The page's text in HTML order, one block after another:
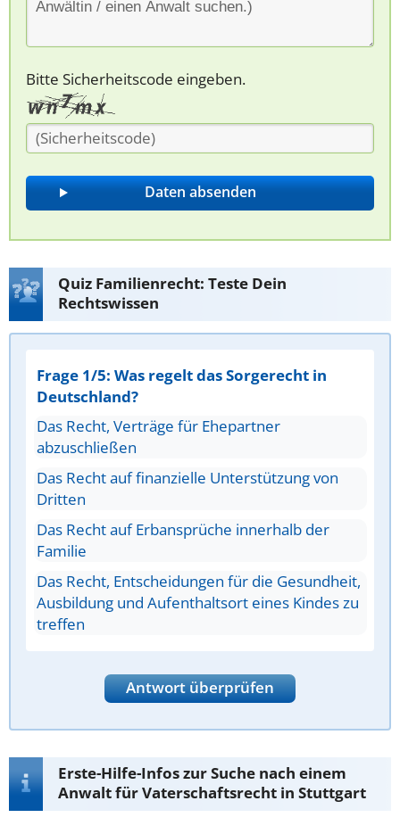
Bitte Sicherheitscode eingeben.
Quiz Familienrecht: Teste Dein
Rechtswissen
Frage 1/5: Was regelt das Sorgerecht in
Deutschland?
Das Recht, Verträge für Ehepartner
abzuschließen
Das Recht auf finanzielle Unterstützung von
Dritten
Das Recht auf Erbansprüche innerhalb der
Familie
Das Recht, Entscheidungen für die Gesundheit,
Ausbildung und Aufenthaltsort eines Kindes zu
treffen
Antwort überprüfen
Erste-Hilfe-Infos zur Suche nach einem
Anwalt für Vaterschaftsrecht in Stuttgart